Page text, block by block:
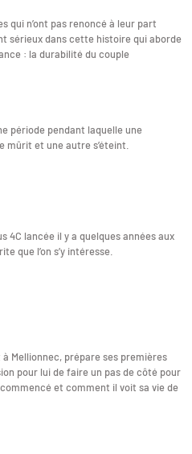
qui n’ont pas renoncé à leur part
sérieux dans cette histoire qui aborde
: la durabilité du couple
période pendant laquelle une
et une autre s’éteint.
4C lancée il y a quelques années aux
que l’on s’y intéresse.
Mellionnec, prépare ses premières
pour lui de faire un pas de côté pour
et comment il voit sa vie de